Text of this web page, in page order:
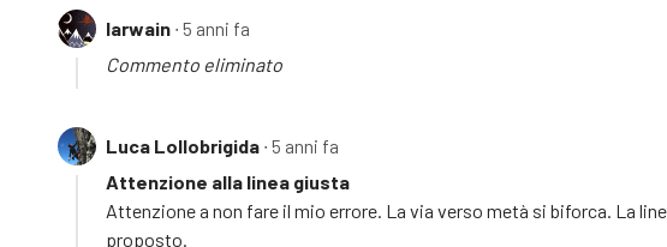
Iarwain ∙ 5 anni fa
Commento eliminato
Luca Lollobrigida ∙ 5 anni fa
Attenzione alla linea giusta
Attenzione a non fare il mio errore. La via verso metà si biforca. La
proposto.